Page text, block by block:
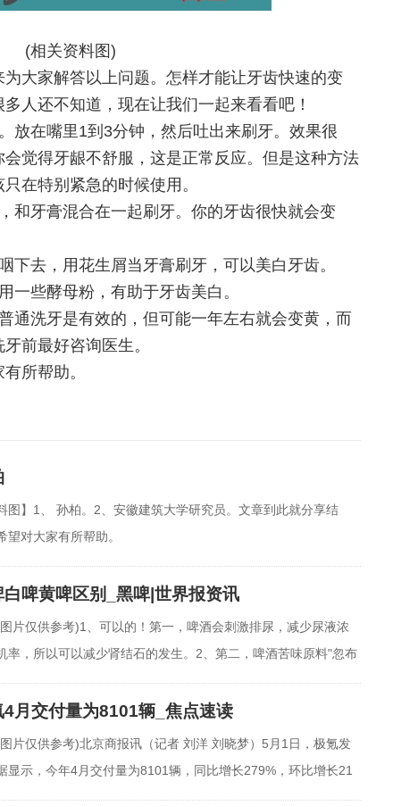
(相关资料图)
大家解答以上问题。怎样才能让牙齿快速的变
人还不知道，现在让我们一起来看看吧！
放在嘴里1到3分钟，然后吐出来刷牙。效果很
觉得牙龈不舒服，这是正常反应。但是这种方法
在特别紧急的时候使用。
和牙膏混合在一起刷牙。你的牙齿很快就会变
下去，用花生屑当牙膏刷牙，可以美白牙齿。
一些酵母粉，有助于牙齿美白。
通洗牙是有效的，但可能一年左右就会变黄，而
前最好咨询医生。
所帮助。
图】1、 孙柏。2、安徽建筑大学研究员。文章到此就分享结
望对大家有所帮助。
白啤黄啤区别_黑啤|世界报资讯
片仅供参考)1、可以的！第一，啤酒会刺激排尿，减少尿液浓
率，所以可以减少肾结石的发生。2、第二，啤酒苦味原料"忽布
4月交付量为8101辆_焦点速读
片仅供参考)北京商报讯（记者 刘洋 刘晓梦）5月1日，极氪发
显示，今年4月交付量为8101辆，同比增长279%，环比增长21